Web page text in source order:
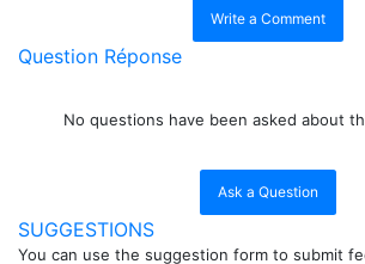
Write a Comment
Question Réponse
No questions have been asked about
Ask a Question
SUGGESTIONS
You can use the suggestion form to submit